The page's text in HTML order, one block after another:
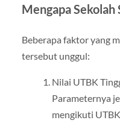
Mengapa Sekolah
Beberapa faktor yang
tersebut unggul:
Nilai UTBK
Parameternya
mengikuti